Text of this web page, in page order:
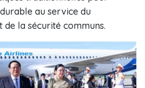
au service du
la sécurité communs.